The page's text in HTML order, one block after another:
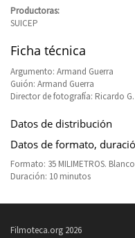
Productoras:
SUICEP
Ficha técnica
Argumento: Armand Guerra
Guión: Armand Guerra
Director de fotografía: Ricardo
Datos de distribución
Datos de formato,
Formato: 35 MILIMETROS.
Duración: 10 minutos
Filmoteca.org 2026